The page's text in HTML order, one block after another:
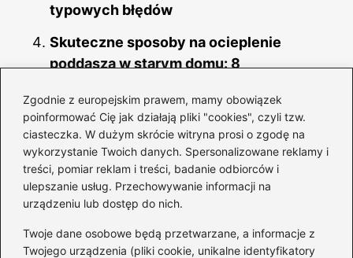
Zgodnie z europejskim prawem, mamy obowiązek
poinformować Cię jak działają pliki "cookies", czyli tzw.
ciasteczka. W dużym skrócie witryna prosi o zgodę na
wykorzystanie Twoich danych. Spersonalizowane reklamy i
treści, pomiar reklam i treści, badanie odbiorców i
ulepszanie usług. Przechowywanie informacji na
urządzeniu lub dostęp do nich.
Twoje dane osobowe będą przetwarzane, a informacje z
Twojego urządzenia (pliki cookie, unikalne identyfikatory
typowych błędów
Skuteczne sposoby na ocieplenie
poddasza w starym domu: 8
Odnowienie szafek kuchennych z MDF:
jak uniknąć najczęstszych błędów?
Praktyczny przewodnik: jak przerobić
żyrandol na dwa włączniki bez ryzyka
błędów elektrycznych
Skuteczny montaż uszczelek w